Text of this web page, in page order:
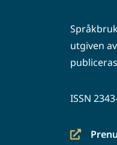
utgiven
ISSN
(siirryt